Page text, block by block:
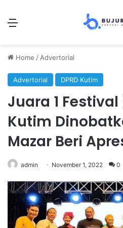
Home / Advertorial
Advertorial DPRD Kutim
Juara 1
Kutim
Mazar Beri
admin November 1, 2022 0